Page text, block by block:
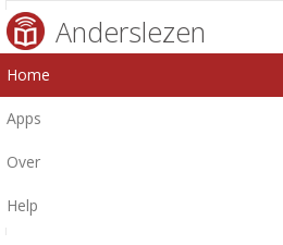
Anderslezen
Home
Apps
Over
Help